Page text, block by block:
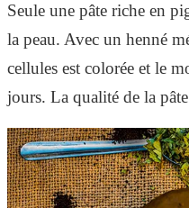
Seule une pâte riche en
la peau. Avec un henné
cellules est colorée et le
jours. La qualité de la